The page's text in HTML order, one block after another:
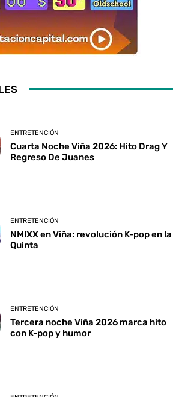
ENTRETENCIÓN
Cuarta Noche Viña 2026: Hito Drag Y
Regreso De Juanes
ENTRETENCIÓN
NMIXX en Viña: revolución K-pop en la
Quinta
ENTRETENCIÓN
Tercera noche Viña 2026 marca hito
con K-pop y humor